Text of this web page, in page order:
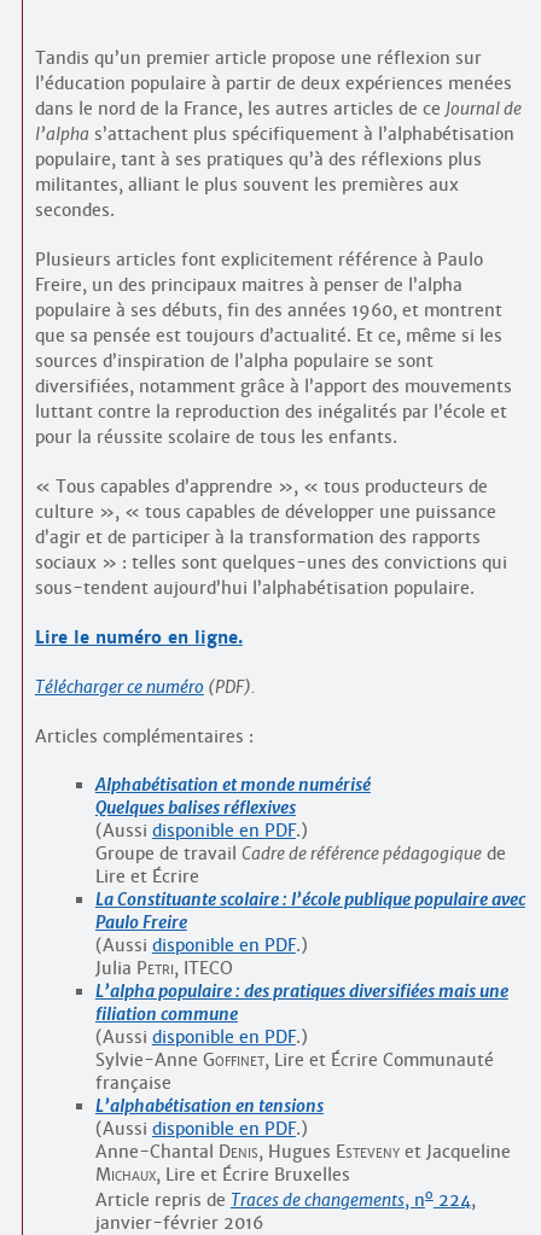
Tandis qu’un premier article propose une réflexion sur
l’éducation populaire à partir de deux expériences menées
dans le nord de la France, les autres articles de ce Journal de
l’alpha s’attachent plus spécifiquement à l’alphabétisation
populaire, tant à ses pratiques qu’à des réflexions plus
militantes, alliant le plus souvent les premières aux
secondes.
Plusieurs articles font explicitement référence à Paulo
Freire, un des principaux maitres à penser de l’alpha
populaire à ses débuts, fin des années 1960, et montrent
que sa pensée est toujours d’actualité. Et ce, même si les
sources d’inspiration de l’alpha populaire se sont
diversifiées, notamment grâce à l’apport des mouvements
luttant contre la reproduction des inégalités par l’école et
pour la réussite scolaire de tous les enfants.
« Tous capables d’apprendre », « tous producteurs de
culture », « tous capables de développer une puissance
d’agir et de participer à la transformation des rapports
sociaux » : telles sont quelques-unes des convictions qui
sous-tendent aujourd’hui l’alphabétisation populaire.
Lire le numéro en ligne.
Télécharger ce numéro (PDF).
Articles complémentaires :
Alphabétisation et monde numérisé
Quelques balises réflexives
(Aussi disponible en PDF.)
Groupe de travail Cadre de référence pédagogiquede
Lire et Écrire
La Constituante scolaire : l’école publique populaire avec
Paulo Freire
(Aussi disponible en PDF.)
Julia Petri, ITECO
L’alpha populaire : des pratiques diversifiées mais une
filiation commune
(Aussi disponible en PDF.)
Sylvie-Anne Goffinet, Lire et Écrire Communauté
française
L’alphabétisation en tensions
(Aussi disponible en PDF.)
Anne-Chantal Denis, Hugues Estevenyet Jacqueline
Michaux, Lire et Écrire Bruxelles
Article repris de Traces de changements, no224,
janvier-février 2016